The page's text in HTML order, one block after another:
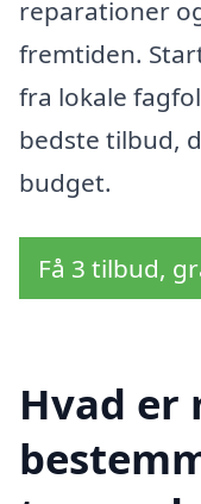
reparationer
fremtiden.
fra lokale
bedste tilbud,
budget.
Få 3 tilbud,
Hvad er